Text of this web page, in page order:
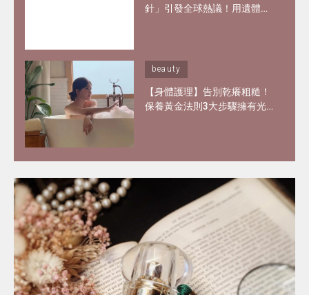
針」引發全球熱議！用遺體皮
beauty
【身體護理】告別乾癢粗糙！
保養黃金法則3大步驟擁有光